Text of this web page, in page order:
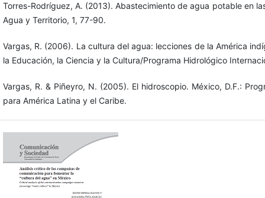
Torres-Rodríguez, A. (2013). Abastecimiento de agua potable en
Agua y Territorio, 1, 77-90.
Vargas, R. (2006). La cultura del agua: lecciones de la América
la Educación, la Ciencia y la Cultura/Programa Hidrológico
Vargas, R. & Piñeyro, N. (2005). El hidroscopio. México, D.F.:
para América Latina y el Caribe.